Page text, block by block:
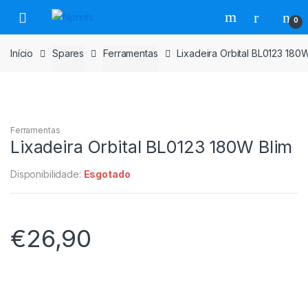
para
navegação
para
o
conteúdo
0
Início Spares Ferramentas Lixadeira Orbital BL0123
Ferramentas
Lixadeira Orbital BL0123 180W Blim
Disponibilidade: Esgotado
€26,90